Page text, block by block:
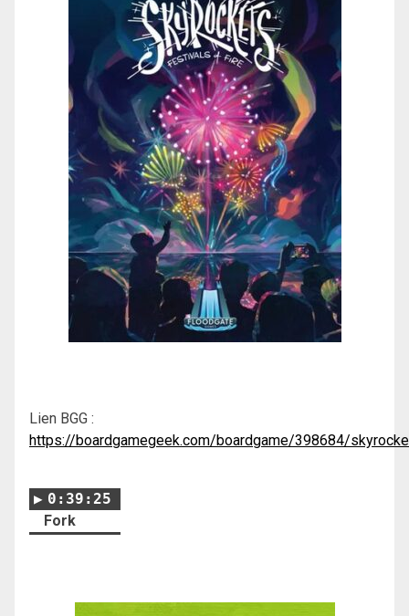
Lien BGG :
https://boardgamegeek.com/boardgame/398684/
0:39:25
Fork